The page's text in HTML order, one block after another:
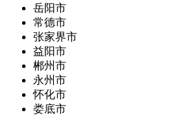
岳阳市
常德市
张家界市
益阳市
郴州市
永州市
怀化市
娄底市